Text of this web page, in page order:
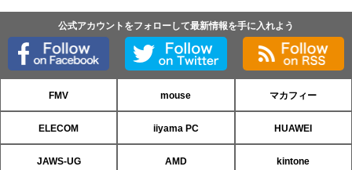
公式アカウントをフォローして最新情報を手に入れよう
FMV mouse マカフィー
ELECOM iiyama PC HUAWEI
JAWS-UG AMD kintone